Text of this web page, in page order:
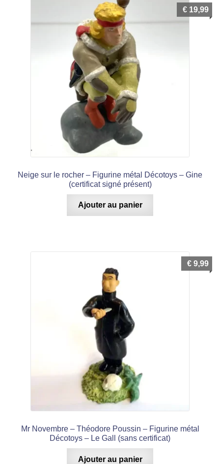
Neige sur le rocher – Figurine métal Décotoys – Gine
(certificat signé présent)
€ 19,99
Ajouter au panier
Mr Novembre – Théodore Poussin – Figurine métal
Décotoys – Le Gall (sans certificat)
€ 9,99
Ajouter au panier